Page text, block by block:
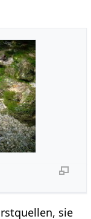
sie